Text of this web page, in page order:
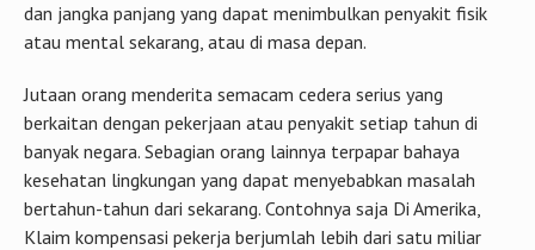
dan jangka panjang yang dapat menimbulkan penyakit fisik
atau mental sekarang, atau di masa depan.
Jutaan orang menderita semacam cedera serius yang
berkaitan dengan pekerjaan atau penyakit setiap tahun di
banyak negara. Sebagian orang lainnya terpapar bahaya
kesehatan lingkungan yang dapat menyebabkan masalah
bertahun-tahun dari sekarang. Contohnya saja Di Amerika,
Klaim kompensasi pekerja berjumlah lebih dari satu miliar